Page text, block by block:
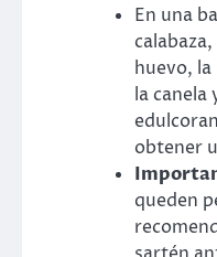
En una
huevo,
la canela
obtener
queden